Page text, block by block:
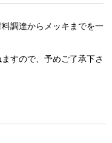
調達からメッキまでを一
すので、予めご了承下さ